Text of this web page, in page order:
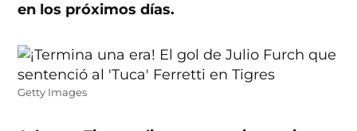
en los próximos días.
Getty Images